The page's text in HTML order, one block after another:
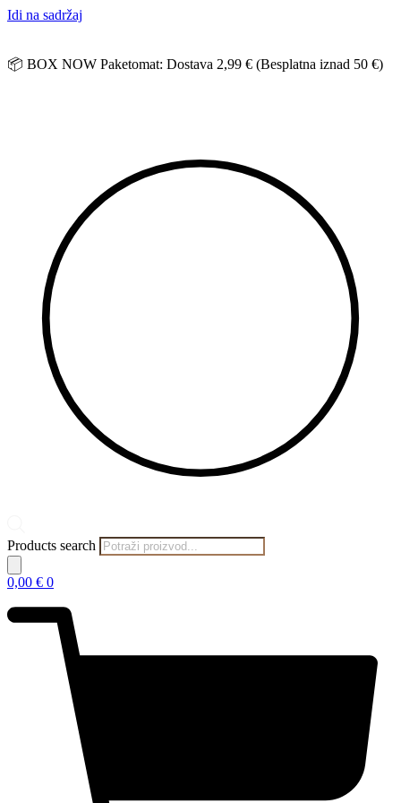
Idi na sadržaj
📦 BOX NOW Paketomat: Dostava 2,99 € (Besplatna iznad 50 €)
Products search
0,00 € 0